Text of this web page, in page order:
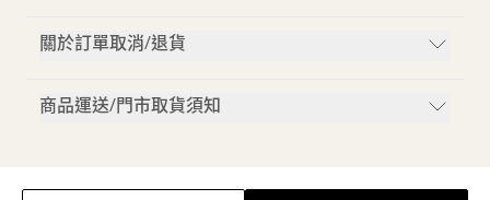
關於訂單取消/退貨
商品運送/門市取貨須知